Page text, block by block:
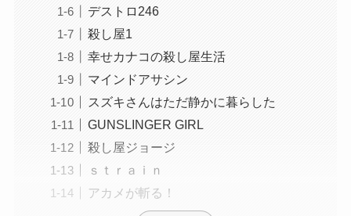
デストロ246
殺し屋1
幸せカナコの殺し屋生活
マインドアサシン
スズキさんはただ静かに暮らした
GUNSLINGER GIRL
殺し屋ジョージ
ｓｔｒａｉｎ
アカメが斬る！